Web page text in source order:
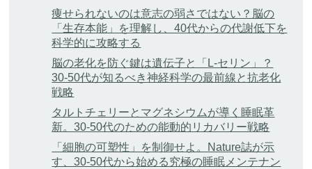
痩せられないのは意志の弱さではない？脳の
「生存本能」を理解し、40代からの代謝低下を
科学的に攻略する
脳の老化を防ぐ鍵は遺伝子と「L-セリン」？
30-50代が知るべき神経科学の最前線と抗老化
戦略
タルトチェリーとマグネシウムが導く睡眠革
新。30-50代のための能動的リカバリー戦略
「細胞の可塑性」を制御せよ。Nature誌が示
す、30-50代から始める究極の睡眠メンテナン